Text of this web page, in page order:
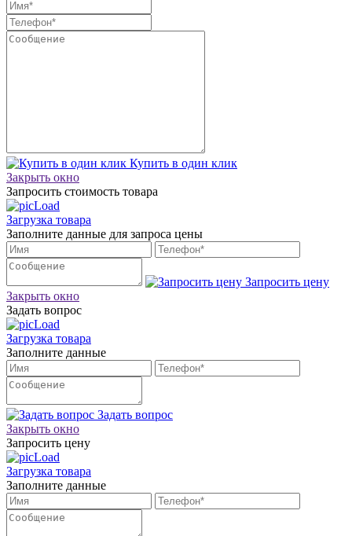
Купить в один клик
Закрыть окно
Запросить стоимость товара
Загрузка товара
Заполните данные для запроса цены
Запросить цену
Закрыть окно
Задать вопрос
Загрузка товара
Заполните данные
Задать вопрос
Закрыть окно
Запросить цену
Загрузка товара
Заполните данные